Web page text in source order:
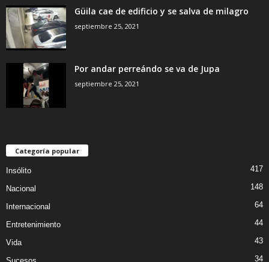
Güila cae de edificio y se salva de milagro
septiembre 25, 2021
Por andar perreándo se va de Jupa
septiembre 25, 2021
Categoría popular
Insólito 417
Nacional 148
Internacional 64
Entretenimiento 44
Vida 43
34